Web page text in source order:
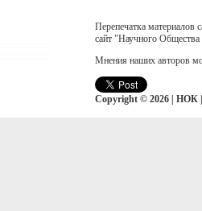
Перепечатка материалов
сайт "Научного
Мнения наших авторов
Copyright © 2026 | НОК